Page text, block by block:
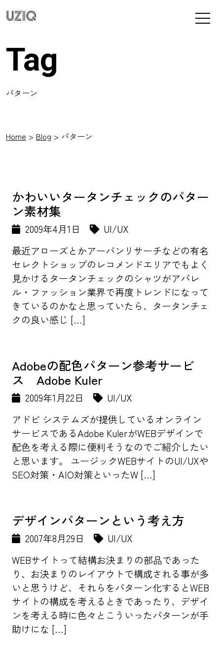
UZIQ
Tag
パターン
Home Blog パターン
かわいいタータンチェックのパター
ン素材集
2009年4月1日
UI/UX
最近アローズとかアーバンリサーチなどの有名
セレクトショップのレコメンドエリアでもよく
見かけるタータンチェックのシャツがアパレ
ル・ファッション業界で再度トレンドになって
きているのかなと思っていたら、タータンチェ
クの良い感じ […]
Adobeの配色パターン参考サービ
ス Adobe Kuler
2009年1月22日
UI/UX
アドビ システムズが提供しているオンライン
サービスであるAdobe KulerがWEBデザインで
配色を考える際に便利そうなのでご紹介したい
と思います。 ユージックWEBサイトのUI/UXや
SEO対策・AIO対策といったW […]
デザインパターンという考え方
2007年8月29日
UI/UX
WEBサイトって結構お決まりの部品であった
り、お決まりのレイアウトで構成される事が多
いと思うけど、それらをパターン化するとWEB
サイトの構成を考えるときであったり、デザイ
ンを考える時に色々とこういったパターンが手
助けにな […]